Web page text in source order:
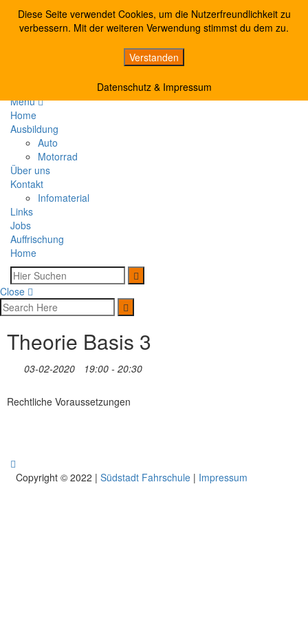
Bonner Talweg 117, 53113 Bonn0228-220236
Menu
Home
Ausbildung
Auto
Motorrad
Über uns
Kontakt
Infomaterial
Links
Jobs
Auffrischung
Home
Close
Theorie Basis 3
03-02-2020 19:00 - 20:30
Rechtliche Voraussetzungen
Copyright © 2022 | Südstadt Fahrschule | Impressum
Diese Seite verwendet Cookies, um die Nutzerfreundlichkeit zu
verbessern. Mit der weiteren Verwendung stimmst du dem zu.
Verstanden
Datenschutz & Impressum